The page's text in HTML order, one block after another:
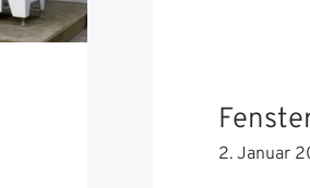
2. Januar